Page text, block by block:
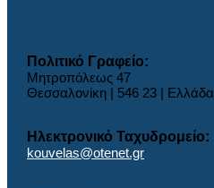
Πολιτικό Γραφείο:
Μητροπόλεως 47
Θεσσαλονίκη | 546 23 | Ελλάδα
Ηλεκτρονικό Ταχυδρομείο:
kouvelas@otenet.gr